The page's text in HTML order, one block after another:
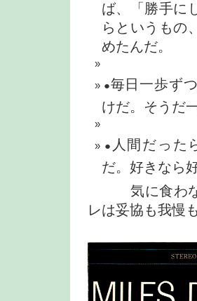
ば、「勝手に
らというもの
めたんだ。
●毎日一歩ず
けだ。そうだ
● 人間だった
だ。好きなら
気に食わない
レは妥協も我慢